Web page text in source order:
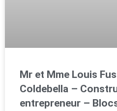
Mr et Mme Louis
Coldebella –
entrepreneur –